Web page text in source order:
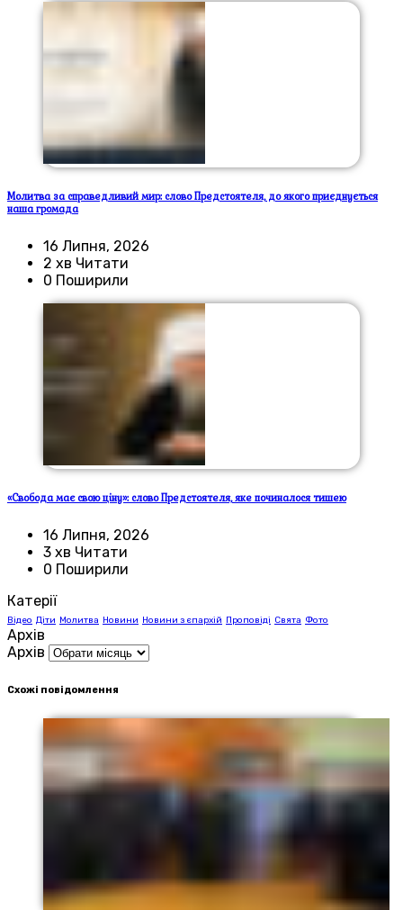
Молитва за справедливий мир: слово Предстоятеля, до якого приєднується
наша громада
16 Липня, 2026
2 хв Читати
0 Поширили
«Свобода має свою ціну»: слово Предстоятеля, яке починалося тишею
16 Липня, 2026
3 хв Читати
0 Поширили
Катерії
Відео Діти Молитва Новини Новини з єпархій Проповіді Свята Фото
Архів
Архів
Схожі повідомлення